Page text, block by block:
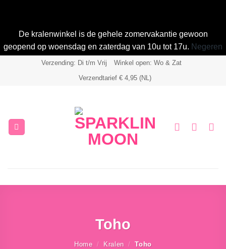
De kralenwinkel is de gehele zomervakantie gewoon
geopend op woensdag en zaterdag van 10u tot 17u. Negeren
Verzending: Di t/m Vrij
Winkel open: Wo & Zat
Verzendtarief € 4,95 (NL)
Toho
Home / Kralen / Toho